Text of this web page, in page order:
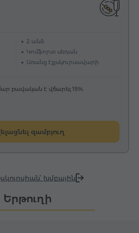
2 անձ
Կոմֆորտ սեդան
Առանց էքսկուրսավարի
բավական է վճարել 15%
զամբյուղ
խմբային
Երթուղի